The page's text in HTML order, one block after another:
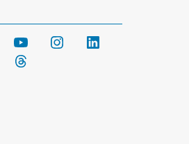
YouTube Instagram
WhatsApp